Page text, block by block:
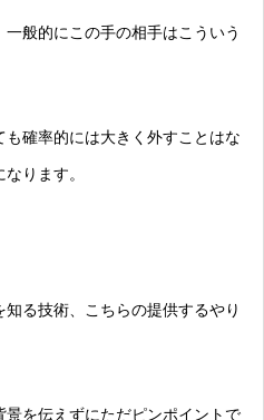
般的にこの手の相手はこういう
確率的には大きく外すことはな
ります。
る技術、こちらの提供するやり
を伝えずにただピンポイントで